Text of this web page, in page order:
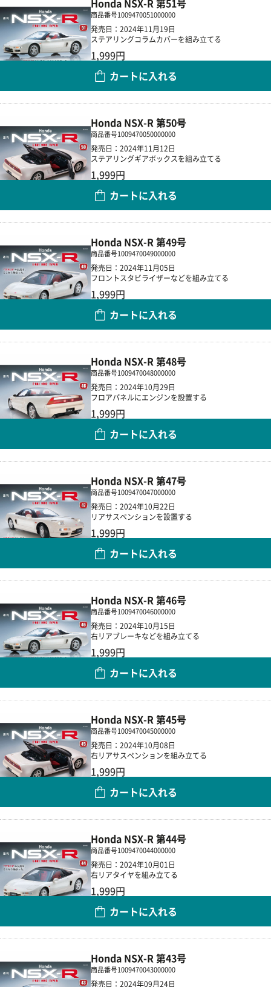
Honda NSX-R 第51号
商品番号1009470051000000
発売日：2024年11月19日
ステアリングコラムカバーを組み立てる
1,999円
カートに入れる
Honda NSX-R 第50号
商品番号1009470050000000
発売日：2024年11月12日
ステアリングギアボックスを組み立てる
1,999円
カートに入れる
Honda NSX-R 第49号
商品番号1009470049000000
発売日：2024年11月05日
フロントスタビライザーなどを組み立てる
1,999円
カートに入れる
Honda NSX-R 第48号
商品番号1009470048000000
発売日：2024年10月29日
フロアパネルにエンジンを設置する
1,999円
カートに入れる
Honda NSX-R 第47号
商品番号1009470047000000
発売日：2024年10月22日
リアサスペンションを設置する
1,999円
カートに入れる
Honda NSX-R 第46号
商品番号1009470046000000
発売日：2024年10月15日
右リアブレーキなどを組み立てる
1,999円
カートに入れる
Honda NSX-R 第45号
商品番号1009470045000000
発売日：2024年10月08日
右リアサスペンションを組み立てる
1,999円
カートに入れる
Honda NSX-R 第44号
商品番号1009470044000000
発売日：2024年10月01日
右リアタイヤを組み立てる
1,999円
カートに入れる
Honda NSX-R 第43号
商品番号1009470043000000
発売日：2024年09月24日